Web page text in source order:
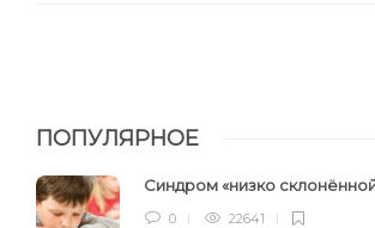
ПОПУЛЯРНОЕ
Синдром «низко
0 22641